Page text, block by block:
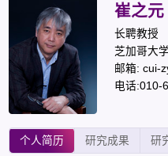
崔之元
长聘教授
芝加哥大
邮箱: cui-
电话:010-
个人简历 研究成果 研